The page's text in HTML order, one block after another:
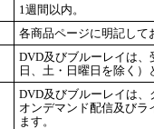
1週間以内。
各商品ページに明記して
DVD及びブルーレイは
日、土・日曜日を除く）
DVD及びブルーレイは、
オンデマンド配信及びラ
ます。